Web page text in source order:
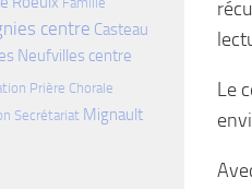
Le
centre Casteau
Neufvilles centre
Prière Chorale
Secrétariat Mignault